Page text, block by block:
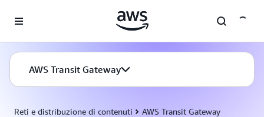
AWS Transit Gateway
Reti e distribuzione di contenuti AWS Transit Gateway